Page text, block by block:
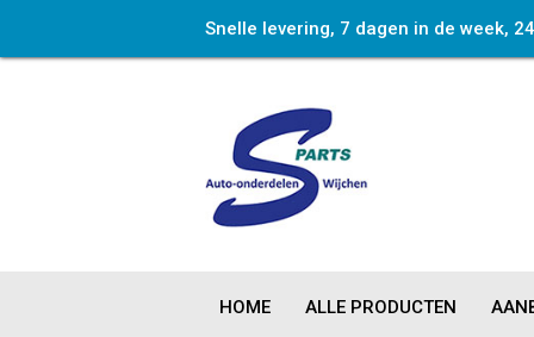
Snelle levering, 7 dagen in de week,
HOME ALLE PRODUCTEN